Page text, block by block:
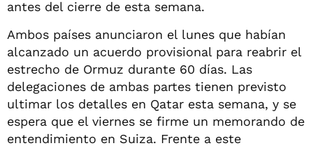
antes del cierre de esta semana.
Ambos países anunciaron el lunes que habían
alcanzado un acuerdo provisional para reabrir el
estrecho de Ormuz durante 60 días. Las
delegaciones de ambas partes tienen previsto
ultimar los detalles en Qatar esta semana, y se
espera que el viernes se firme un memorando de
entendimiento en Suiza. Frente a este